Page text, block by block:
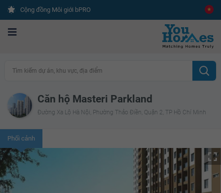
Cộng đồng Môi giới bPRO
Tìm kiếm dự án, khu vực, địa điểm
Căn hộ Masteri Parkland
Đường Xa Lộ Hà Nội, Phường Thảo Điền, Quận 2, TP Hồ Chí Minh
Phối cảnh